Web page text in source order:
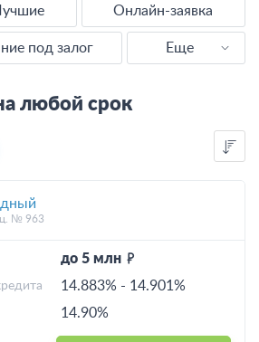
Онлайн-заявка
под залог
Еще
Наличными
Без справок
С плохой КИ
любой срок
№ 963
до 5 млн
14.883% - 14.901%
14.90%